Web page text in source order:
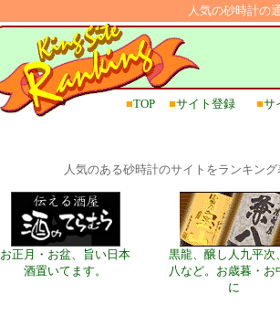
人気の砂時計の
■TOP ■サイト登録 ■サ
人気のある砂時計のサイトをランキン
お正月・お盆、旨い日本
酒置いてます。
黒龍、醸し人九平次
八など。お歳暮・お
に